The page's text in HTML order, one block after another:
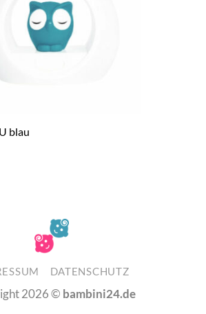
blau
DATENSCHUTZ
2026 © bambini24.de